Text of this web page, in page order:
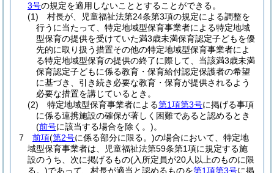
3号の規定を適用しないこととすることができる。
(1)
村長が、児童福祉法第24条第3項の規定による調整を
行うに当たって、特定地域型保育事業者による特定地域
型保育の提供を受けていた満3歳未満保育認定子どもを優
先的に取り扱う措置その他の特定地域型保育事業者によ
る特定地域型保育の提供の終了に際して、当該満3歳未満
保育認定子どもに係る教育・保育給付認定保護者の希望
に基づき、引き続き必要な教育・保育が提供されるよう
必要な措置を講じているとき。
(2)
特定地域型保育事業者による第1項第3号に掲げる事項
に係る連携施設の確保が著しく困難であると認めるとき
(前号に該当する場合を除く。)。
7
前項(第2号に係る部分に限る。)の場合において、特定地
域型保育事業者は、児童福祉法第59条第1項に規定する施
設のうち、次に掲げるもの(入所定員が20人以上のものに限
る。)であって、村長が適当と認めるものを第1項第3号に掲